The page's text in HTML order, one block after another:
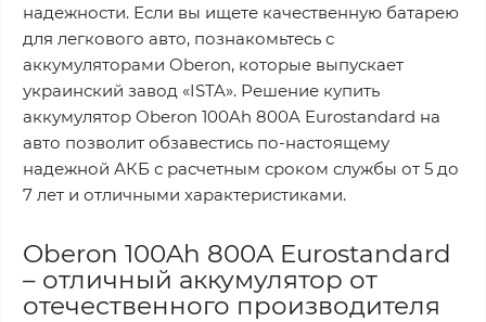
надежности. Если вы ищете качественную батарею
для легкового авто, познакомьтесь с
аккумуляторами Oberon, которые выпускает
украинский завод «ISTA». Решение купить
аккумулятор Oberon 100Ah 800A Eurostandard на
авто позволит обзавестись по-настоящему
надежной АКБ с расчетным сроком службы от 5 до
7 лет и отличными характеристиками.
Oberon 100Ah 800A Eurostandard
– отличный аккумулятор от
отечественного производителя